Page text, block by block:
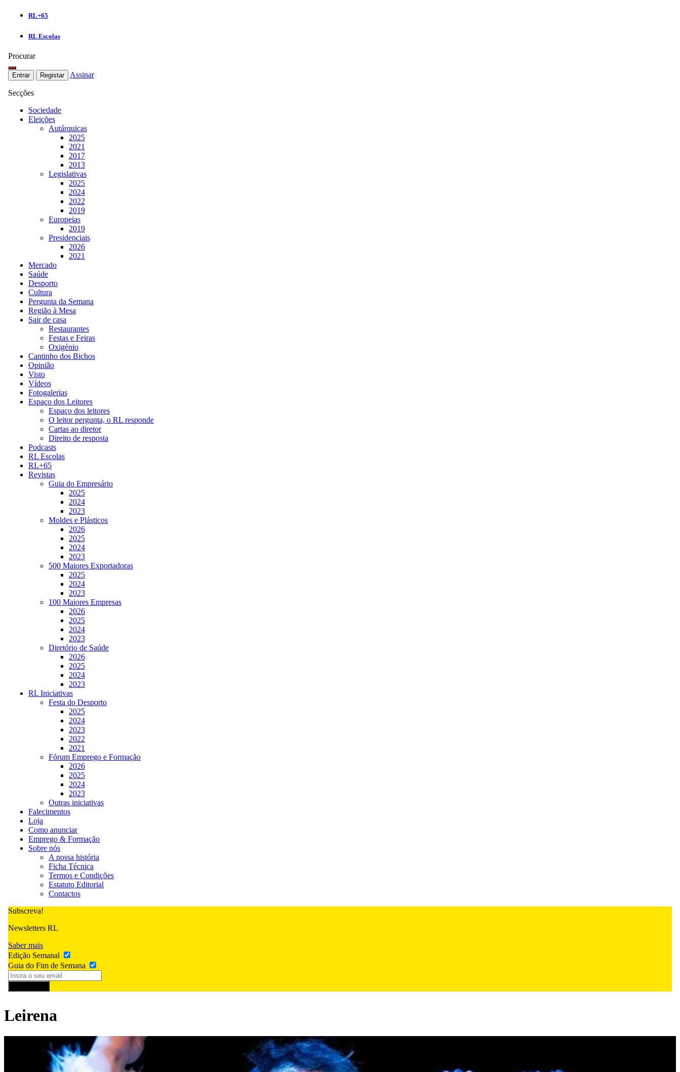
RL+65
RL Escolas
Procurar
Entrar Registar Assinar
Secções
Sociedade
Eleições
Autárquicas
2025
2021
2017
2013
Legislativas
2025
2024
2022
2019
Europeias
2019
Presidenciais
2026
2021
Mercado
Saúde
Desporto
Cultura
Pergunta da Semana
Região à Mesa
Sair de casa
Restaurantes
Festas e Feiras
Oxigénio
Cantinho dos Bichos
Opinião
Visto
Vídeos
Fotogalerias
Espaço dos Leitores
Espaço dos leitores
O leitor pergunta, o RL responde
Cartas ao diretor
Direito de resposta
Podcasts
RL Escolas
RL+65
Revistas
Guia do Empresário
2025
2024
2023
Moldes e Plásticos
2026
2025
2024
2023
500 Maiores Exportadoras
2025
2024
2023
100 Maiores Empresas
2026
2025
2024
2023
Diretório de Saúde
2026
2025
2024
2023
RL Iniciativas
Festa do Desporto
2025
2024
2023
2022
2021
Fórum Emprego e Formação
2026
2025
2024
2023
Outras iniciativas
Falecimentos
Loja
Como anunciar
Emprego & Formação
Sobre nós
A nossa história
Ficha Técnica
Termos e Condições
Estatuto Editorial
Contactos
Subscreva!
Newsletters RL
Saber mais
Edição Semanal
Guia do Fim de Semana
Leirena